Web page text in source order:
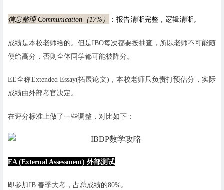
信息整理 Communication （17%） ：报告清晰完整，逻辑清晰。
成绩是本校老师给的。但是IBO每次都要按抽查，所以老师不可能随
便给高分，否则全体同学都可能被降分。
EE全称Extended Essay(拓展论文)，本校老师只负责打预估分，实际
成绩由外部考官决定。
在评分标准上做了一些调整，对比如下：
EA (External Assessment) 外部测试
即参加IB 春季大考，占总成绩的80%。